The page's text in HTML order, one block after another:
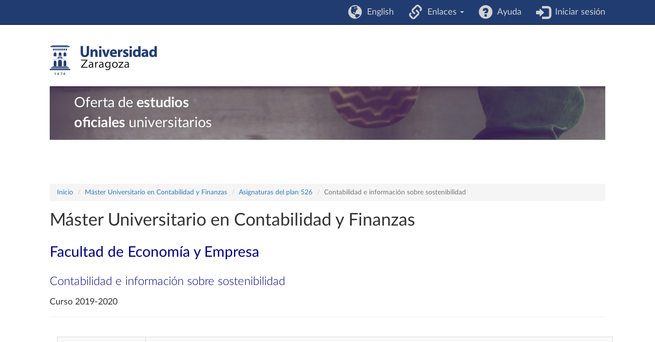
English Enlaces Ayuda Iniciar sesión
Oferta de estudios
oficiales universitarios
Inicio Máster Universitario en Contabilidad y Finanzas Asignaturas del plan 526 Contabilidad e información sobre sostenibilidad
Máster Universitario en Contabilidad y Finanzas
Facultad de Economía y Empresa
Contabilidad e información sobre sostenibilidad
Curso 2019-2020